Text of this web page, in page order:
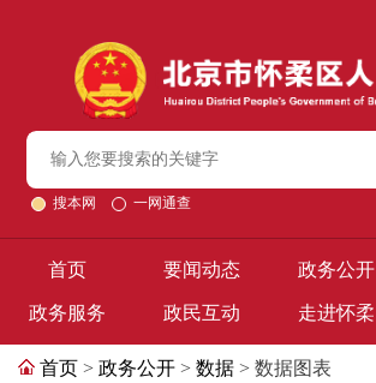
搜本网 一网通查
首页 要闻动态 政务公开
政务服务 政民互动 走进怀柔
首页 > 政务公开 > 数据 > 数据图表